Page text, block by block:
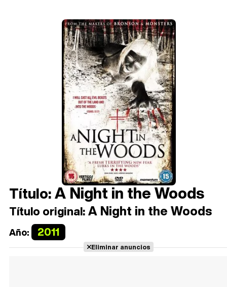
Título:A Night in the Woods
Título original:A Night in the Woods
Año: 2011
Eliminar anuncios